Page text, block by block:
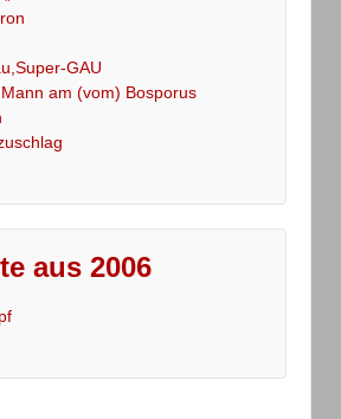
GAU
am (vom) Bosporus
aus 2006